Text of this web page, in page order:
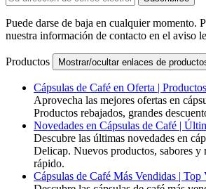
Puede darse de baja en cualquier momento.
nuestra información de contacto en el aviso
Productos Mostrar/ocultar enlaces de
Cápsulas de Café en Oferta |
Aprovecha las mejores ofertas en
Productos rebajados, grandes
Novedades en Cápsulas de Café |
Descubre las últimas novedades en
Delicap. Nuevos productos, sabores y
rápido.
Cápsulas de Café Más Vendidas | Top